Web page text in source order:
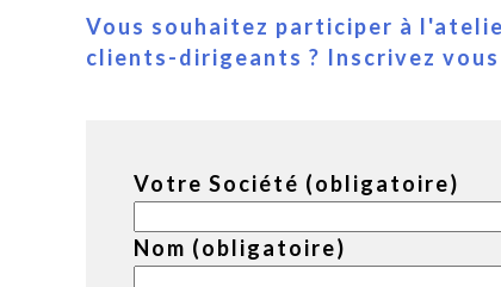
Vous souhaitez participer à
clients-dirigeants ? Inscrivez
Votre Société (obligatoire)
Nom (obligatoire)